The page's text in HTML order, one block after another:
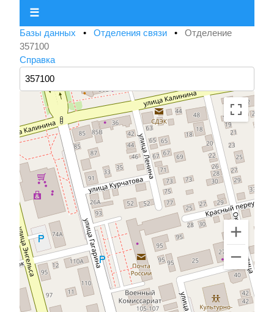
☰
Базы данных • Отделения связи • Отделение
357100
Справка